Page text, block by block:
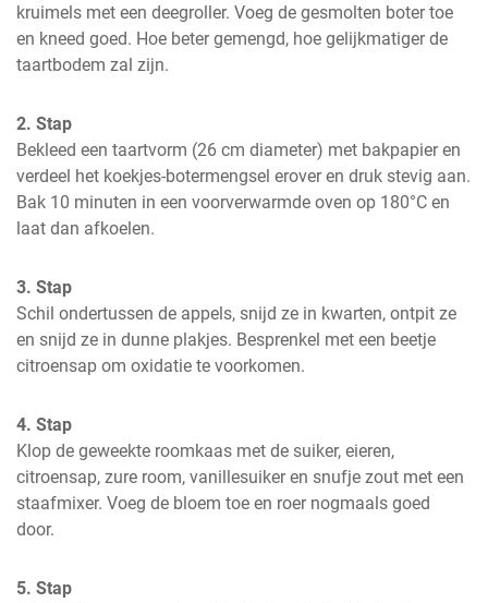
kruimels met een deegroller. Voeg de gesmolten boter toe
en kneed goed. Hoe beter gemengd, hoe gelijkmatiger de
taartbodem zal zijn.
2. Stap
Bekleed een taartvorm (26 cm diameter) met bakpapier en
verdeel het koekjes-botermengsel erover en druk stevig aan.
Bak 10 minuten in een voorverwarmde oven op 180°C en
laat dan afkoelen.
3. Stap
Schil ondertussen de appels, snijd ze in kwarten, ontpit ze
en snijd ze in dunne plakjes. Besprenkel met een beetje
citroensap om oxidatie te voorkomen.
4. Stap
Klop de geweekte roomkaas met de suiker, eieren,
citroensap, zure room, vanillesuiker en snufje zout met een
staafmixer. Voeg de bloem toe en roer nogmaals goed
door.
5. Stap